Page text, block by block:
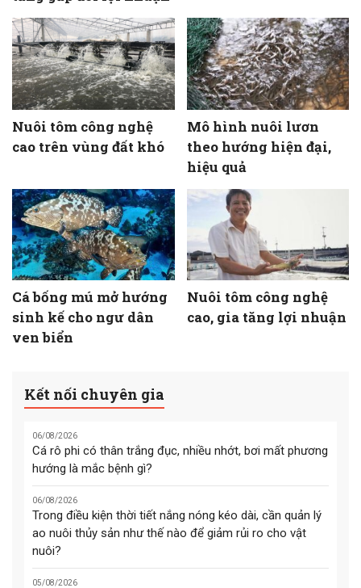
Nuôi tôm công nghệ
cao trên vùng đất khó
Mô hình nuôi lươn
theo hướng hiện đại,
hiệu quả
Cá bống mú mở hướng
sinh kế cho ngư dân
ven biển
Nuôi tôm công nghệ
cao, gia tăng lợi nhuận
Kết nối chuyên gia
06/08/2026
Cá rô phi có thân trắng đục, nhiều nhớt, bơi mất phương
hướng là mắc bệnh gì?
06/08/2026
Trong điều kiện thời tiết nắng nóng kéo dài, cần quản lý
ao nuôi thủy sản như thế nào để giảm rủi ro cho vật
nuôi?
05/08/2026